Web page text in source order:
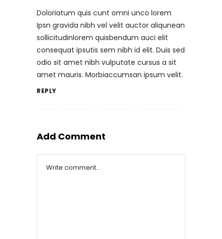
Doloriatum quis cunt omni unco lorem
Ipsn gravida nibh vel velit auctor aliqunean
sollicitudinlorem quisbendum auci elit
consequat ipsutis sem nibh id elit. Duis sed
odio sit amet nibh vulputate cursus a sit
amet mauris. Morbiaccumsan ipsum velit.
REPLY
Add Comment